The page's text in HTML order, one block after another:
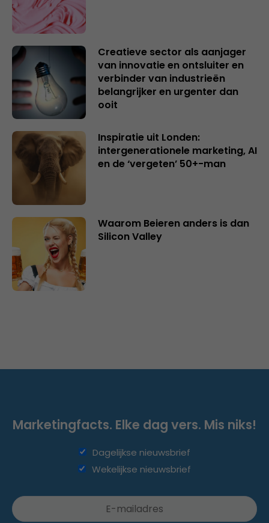
Creatieve sector als aanjager
van innovatie en ontsluiter en
verbinder van industrieën
belangrijker en urgenter dan
ooit
Inspiratie uit Londen:
intergenerationele marketing, AI
en de ‘vergeten’ 50+-man
Waarom Beieren anders is dan
Silicon Valley
Marketingfacts. Elke dag vers. Mis niks!
Dagelijkse nieuwsbrief
Wekelijkse nieuwsbrief